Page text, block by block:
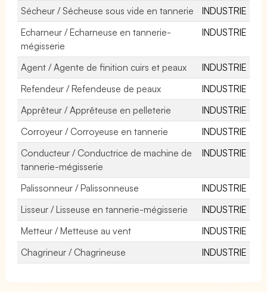
Sécheur / Sécheuse sous vide en tannerie
INDUSTRIE
Echarneur / Echarneuse en tannerie-
mégisserie
INDUSTRIE
Agent / Agente de finition cuirs et peaux
INDUSTRIE
Refendeur / Refendeuse de peaux
INDUSTRIE
Apprêteur / Apprêteuse en pelleterie
INDUSTRIE
Corroyeur / Corroyeuse en tannerie
INDUSTRIE
Conducteur / Conductrice de machine de
tannerie-mégisserie
INDUSTRIE
Palissonneur / Palissonneuse
INDUSTRIE
Lisseur / Lisseuse en tannerie-mégisserie
INDUSTRIE
Metteur / Metteuse au vent
INDUSTRIE
Chagrineur / Chagrineuse
INDUSTRIE